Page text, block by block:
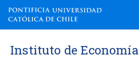
Instituto de Economía